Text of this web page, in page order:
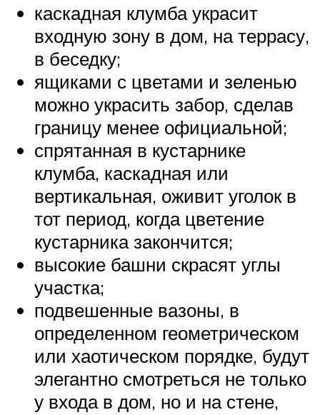
каскадная клумба украсит
входную зону в дом, на террасу,
в беседку;
ящиками с цветами и зеленью
можно украсить забор, сделав
границу менее официальной;
спрятанная в кустарнике
клумба, каскадная или
вертикальная, оживит уголок в
тот период, когда цветение
кустарника закончится;
высокие башни скрасят углы
участка;
подвешенные вазоны, в
определенном геометрическом
или хаотическом порядке, будут
элегантно смотреться не только
у входа в дом, но и на стене,